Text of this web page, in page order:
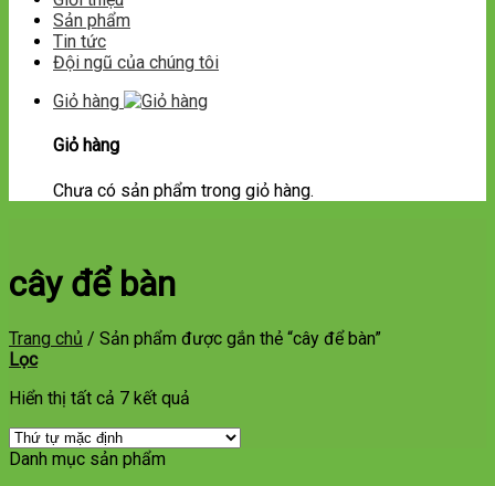
Sản phẩm
Tin tức
Đội ngũ của chúng tôi
Giỏ hàng
Giỏ hàng
Chưa có sản phẩm trong giỏ hàng.
cây để bàn
Trang chủ / Sản phẩm được gắn thẻ “cây để bàn”
Lọc
Hiển thị tất cả 7 kết quả
Danh mục sản phẩm